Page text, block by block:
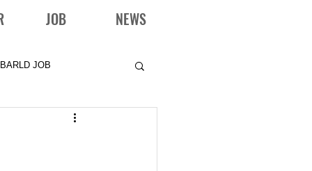
JOB NEWS
BARLD JOB